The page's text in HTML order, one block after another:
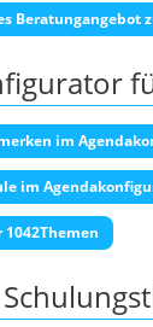
Beratungangebot
im
im